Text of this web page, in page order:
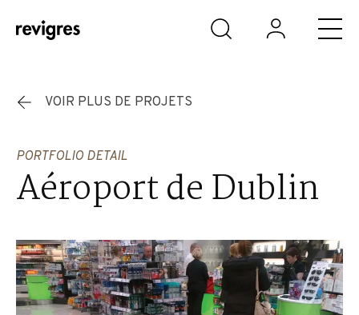
Aller au contenu principal
VOIR PLUS DE PROJETS
PORTFOLIO DETAIL
Aéroport de Dublin